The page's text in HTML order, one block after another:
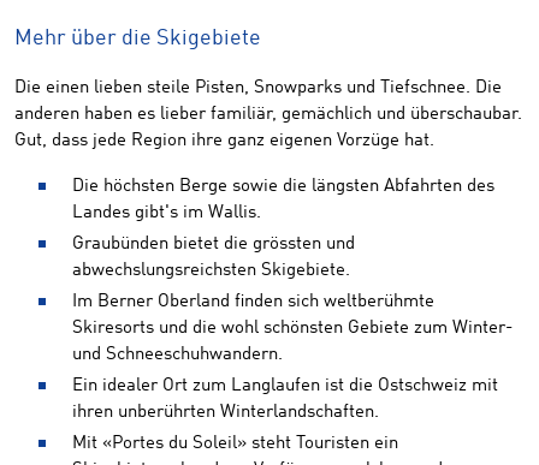
Mehr über die Skigebiete
Die einen lieben steile Pisten, Snowparks und Tiefschnee. Die
anderen haben es lieber familiär, gemächlich und überschaubar.
Gut, dass jede Region ihre ganz eigenen Vorzüge hat.
Die höchsten Berge sowie die längsten Abfahrten des
Landes gibt's im Wallis.
Graubünden bietet die grössten und
abwechslungsreichsten Skigebiete.
Im Berner Oberland finden sich weltberühmte
Skiresorts und die wohl schönsten Gebiete zum Winter-
und Schneeschuhwandern.
Ein idealer Ort zum Langlaufen ist die Ostschweiz mit
ihren unberührten Winterlandschaften.
Mit «Portes du Soleil» steht Touristen ein